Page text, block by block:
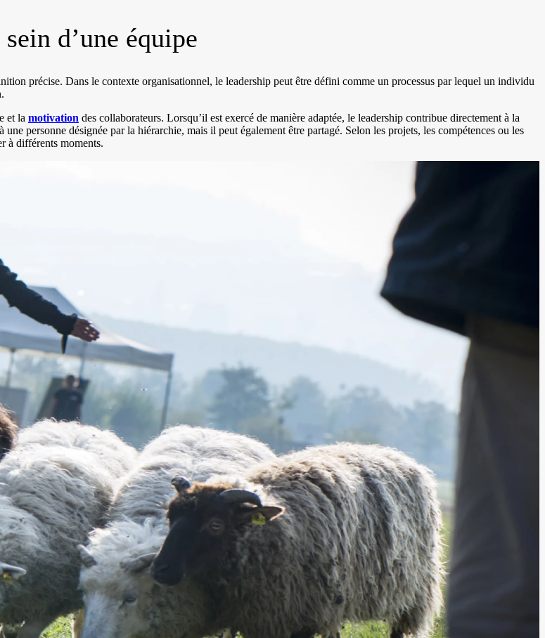
d’une équipe
précise. Dans le contexte organisationnel, le leadership peut être défini comme un processus par lequel un individu
et la motivation des collaborateurs. Lorsqu’il est exercé de manière adaptée, le leadership contribue directement à la
une personne désignée par la hiérarchie, mais il peut également être partagé. Selon les projets, les compétences ou les
à différents moments.